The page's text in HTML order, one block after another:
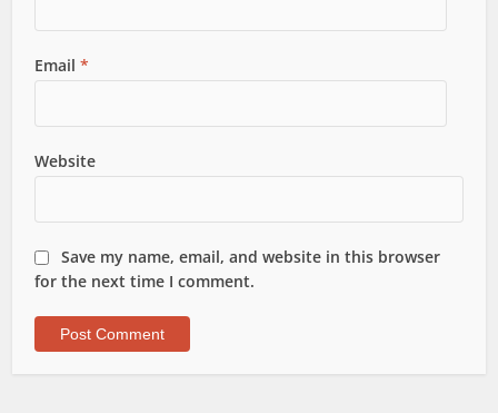
Email*
Website
Save my name, email, and website in this browser
for the next time I comment.